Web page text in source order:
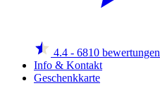
4.4 - 6810 bewertungen
Info & Kontakt
Geschenkkarte